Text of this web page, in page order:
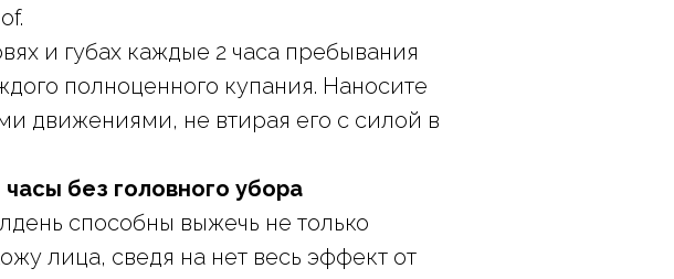
и губах каждые 2 часа пребывания
полноценного купания. Наносите
движениями, не втирая его с силой в
без головного убора
способны выжечь не только
лица, сведя на нет весь эффект от